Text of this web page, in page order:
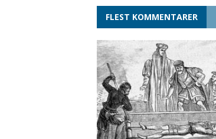
FLEST KOMMENTARER